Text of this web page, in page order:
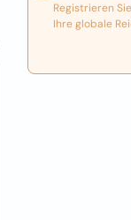
Registrieren
Ihre globale